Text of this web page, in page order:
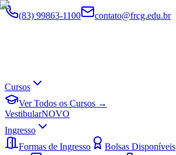
(83) 99863-1100 contato@frcg.edu.br
Cursos
Ver Todos os Cursos →
VestibularNOVO
Ingresso
Formas de Ingresso
Bolsas Disponíveis